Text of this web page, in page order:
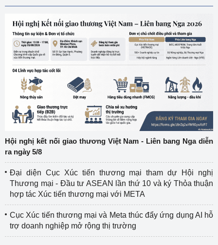
Hội nghị kết nối giao thương Việt Nam - Liên bang Nga diễn
ra ngày 5/8
Đại diện Cục Xúc tiến thương mại tham dự Hội nghị
Thương mại - Đầu tư ASEAN lần thứ 10 và ký Thỏa thuận
hợp tác Xúc tiến thương mại với META
Cục Xúc tiến thương mại và Meta thúc đẩy ứng dụng AI hỗ
trợ doanh nghiệp mở rộng thị trường